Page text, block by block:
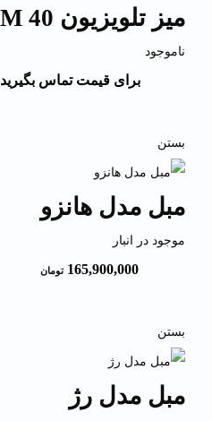
میز تلویزیون M 40
ناموجود
برای قیمت تماس بگیرید
بستن
مبل مدل هانزو
موجود در انبار
165,900,000 تومان
بستن
مبل مدل رژ